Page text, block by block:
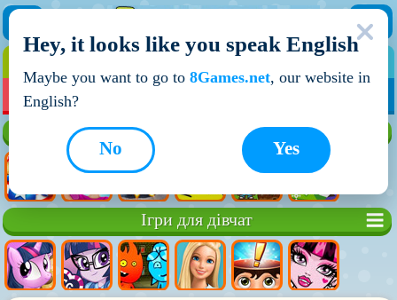
НОВІ ІГРИ
Ігри для дівчат
Hey, it looks like you speak English
Maybe you want to go to 8Games.net, our website in
English?
Yes
No